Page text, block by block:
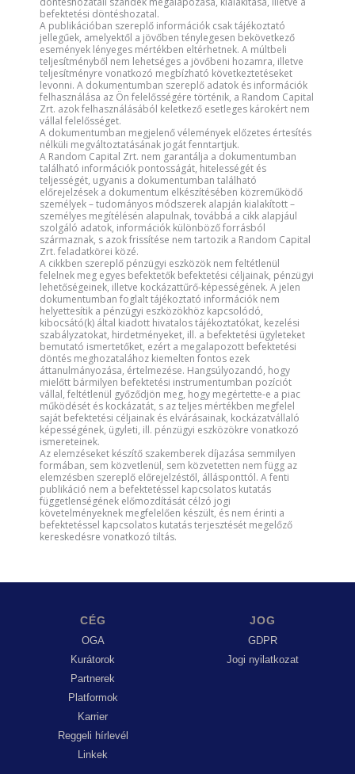
befektetési döntéshozatal.
A publikációban szereplő információk csak tájékoztató
jellegűek, amelyektől a jövőben ténylegesen bekövetkező
események lényeges mértékben eltérhetnek. A múltbeli
teljesítményből nem lehetséges a jövőbeni hozamra, illetve
teljesítményre vonatkozó megbízható következtetéseket
levonni. A dokumentumban szereplő adatok és információk
felhasználása az Ön felelősségére történik, a Random Capital
Zrt. azok felhasználásából keletkező esetleges károkért nem
vállal felelősséget.
A dokumentumban megjelenő vélemények előzetes értesítés
nélküli megváltoztatásának jogát fenntartjuk.
A Random Capital Zrt. nem garantálja a dokumentumban
található információk pontosságát, hitelességét és
teljességét, ugyanis a dokumentumban található
előrejelzések a dokumentum elkészítésében közreműködő
személyek – tudományos módszerek alapján kialakított –
személyes megítélésén alapulnak, továbbá a cikk alapjául
szolgáló adatok, információk különböző forrásból
származnak, s azok frissítése nem tartozik a Random Capital
Zrt. feladatkörei közé.
A cikkben szereplő pénzügyi eszközök nem feltétlenül
felelnek meg egyes befektetők befektetési céljainak, pénzügyi
lehetőségeinek, illetve kockázattűrő-képességének. A jelen
dokumentumban foglalt tájékoztató információk nem
helyettesítik a pénzügyi eszközökhöz kapcsolódó,
kibocsátó(k) által kiadott hivatalos tájékoztatókat, kezelési
szabályzatokat, hirdetményeket, ill. a befektetési ügyleteket
bemutató ismertetőket, ezért a megalapozott befektetési
döntés meghozatalához kiemelten fontos ezek
áttanulmányozása, értelmezése. Hangsúlyozandó, hogy
mielőtt bármilyen befektetési instrumentumban pozíciót
vállal, feltétlenül győződjön meg, hogy megértette-e a piac
működését és kockázatát, s az teljes mértékben megfelel
saját befektetési céljainak és elvárásainak, kockázatvállaló
képességének, ügyleti, ill. pénzügyi eszközökre vonatkozó
ismereteinek.
Az elemzéseket készítő szakemberek díjazása semmilyen
formában, sem közvetlenül, sem közvetetten nem függ az
elemzésben szereplő előrejelzéstől, állásponttól. A fenti
publikáció nem a befektetéssel kapcsolatos kutatás
függetlenségének előmozdítását célzó jogi
követelményeknek megfelelően készült, és nem érinti a
befektetéssel kapcsolatos kutatás terjesztését megelőző
kereskedésre vonatkozó tiltás.
CÉG
OGA
Kurátorok
Partnerek
Platformok
Karrier
Reggeli hírlevél
Linkek
JOG
GDPR
Jogi nyilatkozat